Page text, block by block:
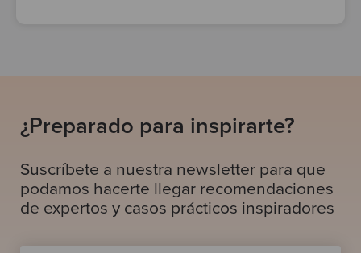
¿Preparado para inspirarte?
Suscríbete a nuestra newsletter para que
podamos hacerte llegar recomendaciones
de expertos y casos prácticos inspiradores